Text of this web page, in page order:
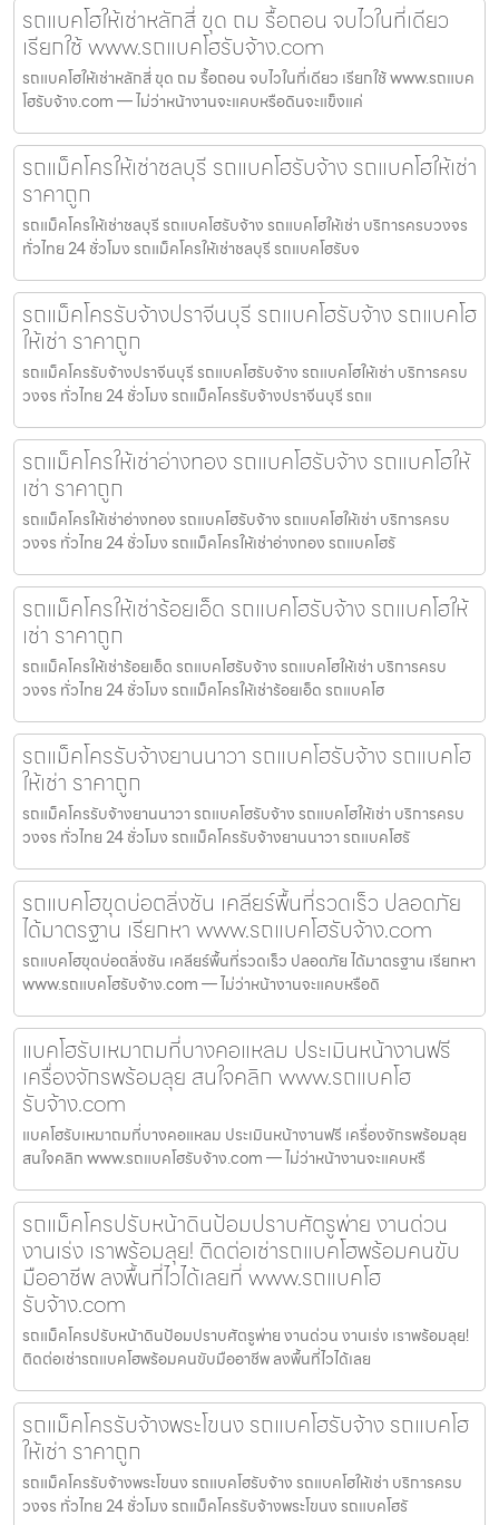
รถแบคโฮให้เช่าหลักสี่ ขุด ถม รื้อถอน จบไวในที่เดียว
เรียกใช้ www.รถแบคโฮรับจ้าง.com
รถแบคโฮให้เช่าหลักสี่ ขุด ถม รื้อถอน จบไวในที่เดียว เรียกใช้ www.รถแบค
โฮรับจ้าง.com — ไม่ว่าหน้างานจะแคบหรือดินจะแข็งแค่
รถแม็คโครให้เช่าชลบุรี รถแบคโฮรับจ้าง รถแบคโฮให้เช่า
ราคาถูก
รถแม็คโครให้เช่าชลบุรี รถแบคโฮรับจ้าง รถแบคโฮให้เช่า บริการครบวงจร
ทั่วไทย 24 ชั่วโมง รถแม็คโครให้เช่าชลบุรี รถแบคโฮรับจ
รถแม็คโครรับจ้างปราจีนบุรี รถแบคโฮรับจ้าง รถแบคโฮ
ให้เช่า ราคาถูก
รถแม็คโครรับจ้างปราจีนบุรี รถแบคโฮรับจ้าง รถแบคโฮให้เช่า บริการครบ
วงจร ทั่วไทย 24 ชั่วโมง รถแม็คโครรับจ้างปราจีนบุรี รถแ
รถแม็คโครให้เช่าอ่างทอง รถแบคโฮรับจ้าง รถแบคโฮให้
เช่า ราคาถูก
รถแม็คโครให้เช่าอ่างทอง รถแบคโฮรับจ้าง รถแบคโฮให้เช่า บริการครบ
วงจร ทั่วไทย 24 ชั่วโมง รถแม็คโครให้เช่าอ่างทอง รถแบคโฮรั
รถแม็คโครให้เช่าร้อยเอ็ด รถแบคโฮรับจ้าง รถแบคโฮให้
เช่า ราคาถูก
รถแม็คโครให้เช่าร้อยเอ็ด รถแบคโฮรับจ้าง รถแบคโฮให้เช่า บริการครบ
วงจร ทั่วไทย 24 ชั่วโมง รถแม็คโครให้เช่าร้อยเอ็ด รถแบคโฮ
รถแม็คโครรับจ้างยานนาวา รถแบคโฮรับจ้าง รถแบคโฮ
ให้เช่า ราคาถูก
รถแม็คโครรับจ้างยานนาวา รถแบคโฮรับจ้าง รถแบคโฮให้เช่า บริการครบ
วงจร ทั่วไทย 24 ชั่วโมง รถแม็คโครรับจ้างยานนาวา รถแบคโฮรั
รถแบคโฮขุดบ่อตลิ่งชัน เคลียร์พื้นที่รวดเร็ว ปลอดภัย
ได้มาตรฐาน เรียกหา www.รถแบคโฮรับจ้าง.com
รถแบคโฮขุดบ่อตลิ่งชัน เคลียร์พื้นที่รวดเร็ว ปลอดภัย ได้มาตรฐาน เรียกหา
www.รถแบคโฮรับจ้าง.com — ไม่ว่าหน้างานจะแคบหรือดิ
แบคโฮรับเหมาถมที่บางคอแหลม ประเมินหน้างานฟรี
เครื่องจักรพร้อมลุย สนใจคลิก www.รถแบคโฮ
รับจ้าง.com
แบคโฮรับเหมาถมที่บางคอแหลม ประเมินหน้างานฟรี เครื่องจักรพร้อมลุย
สนใจคลิก www.รถแบคโฮรับจ้าง.com — ไม่ว่าหน้างานจะแคบหรื
รถแม็คโครปรับหน้าดินป้อมปราบศัตรูพ่าย งานด่วน
งานเร่ง เราพร้อมลุย! ติดต่อเช่ารถแบคโฮพร้อมคนขับ
มืออาชีพ ลงพื้นที่ไวได้เลยที่ www.รถแบคโฮ
รับจ้าง.com
รถแม็คโครปรับหน้าดินป้อมปราบศัตรูพ่าย งานด่วน งานเร่ง เราพร้อมลุย!
ติดต่อเช่ารถแบคโฮพร้อมคนขับมืออาชีพ ลงพื้นที่ไวได้เลย
รถแม็คโครรับจ้างพระโขนง รถแบคโฮรับจ้าง รถแบคโฮ
ให้เช่า ราคาถูก
รถแม็คโครรับจ้างพระโขนง รถแบคโฮรับจ้าง รถแบคโฮให้เช่า บริการครบ
วงจร ทั่วไทย 24 ชั่วโมง รถแม็คโครรับจ้างพระโขนง รถแบคโฮรั